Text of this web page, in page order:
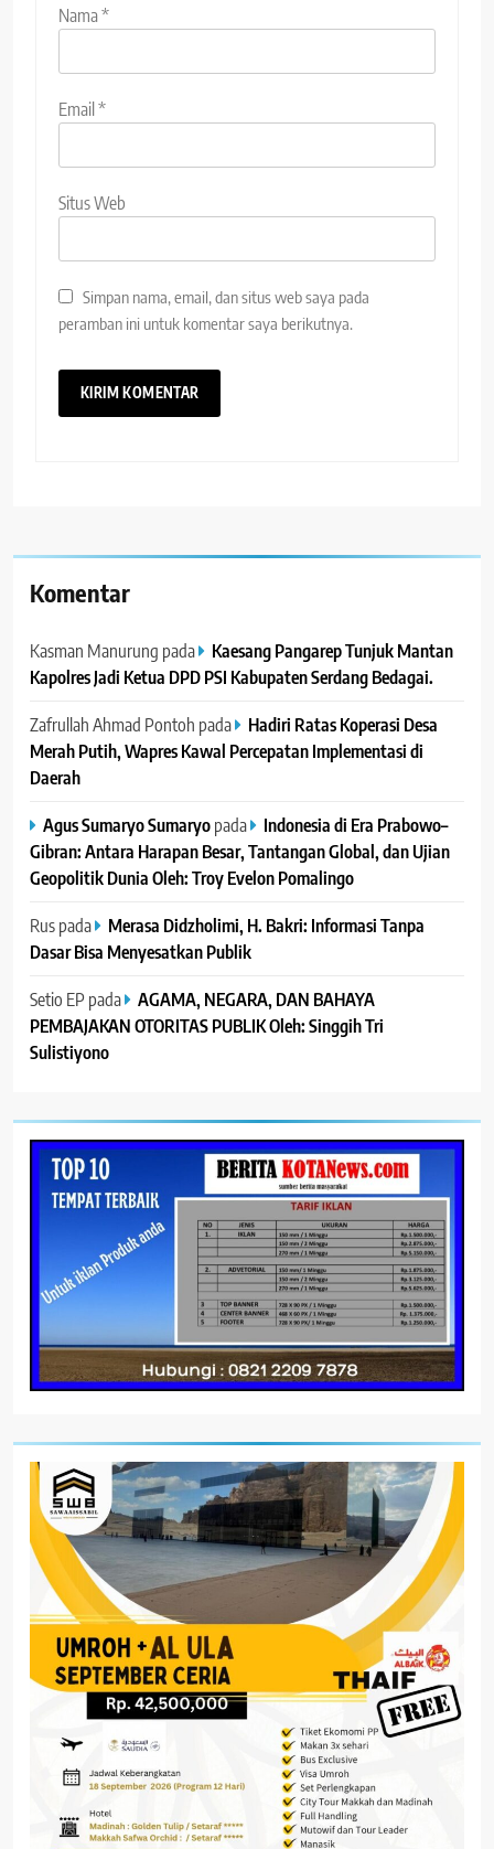
Nama*
Email *
Situs Web
Simpan nama, email, dan situs web saya pada
peramban ini untuk komentar saya berikutnya.
Komentar
Kasman Manurung pada
Kaesang Pangarep Tunjuk Mantan
Kapolres Jadi Ketua DPD PSI Kabupaten Serdang Bedagai. ‎ ‎
Zafrullah Ahmad Pontoh pada
Hadiri Ratas Koperasi Desa
Merah Putih, Wapres Kawal Percepatan Implementasi di
Daerah
Agus Sumaryo Sumaryopada
Indonesia di Era Prabowo–
Gibran: Antara Harapan Besar, Tantangan Global, dan Ujian
Geopolitik Dunia Oleh: Troy Evelon Pomalingo
Ruspada
Merasa Didzholimi, H. Bakri: Informasi Tanpa
Dasar Bisa Menyesatkan Publik
Setio EP pada
AGAMA, NEGARA, DAN BAHAYA
PEMBAJAKAN OTORITAS PUBLIK Oleh: Singgih Tri
Sulistiyono